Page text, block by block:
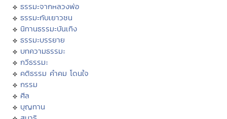
ธรรมะจากหลวงพ่อ
ธรรมะกับเยาวชน
นิทานธรรมะบันเทิง
ธรรมะบรรยาย
บทความธรรมะ
กวีธรรมะ
คติธรรม คำคม โดนใจ
กรรม
ศีล
บุญทาน